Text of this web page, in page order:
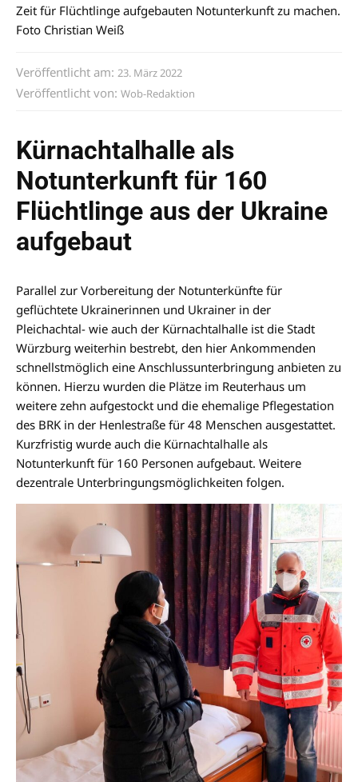
Zeit für Flüchtlinge aufgebauten Notunterkunft zu machen.
Foto Christian Weiß
Veröffentlicht am: 23. März 2022
Veröffentlicht von: Wob-Redaktion
Kürnachtalhalle als
Notunterkunft für 160
Flüchtlinge aus der Ukraine
aufgebaut
Parallel zur Vorbereitung der Notunterkünfte für
geflüchtete Ukrainerinnen und Ukrainer in der
Pleichachtal- wie auch der Kürnachtalhalle ist die Stadt
Würzburg weiterhin bestrebt, den hier Ankommenden
schnellstmöglich eine Anschlussunterbringung anbieten zu
können. Hierzu wurden die Plätze im Reuterhaus um
weitere zehn aufgestockt und die ehemalige Pflegestation
des BRK in der Henlestraße für 48 Menschen ausgestattet.
Kurzfristig wurde auch die Kürnachtalhalle als
Notunterkunft für 160 Personen aufgebaut. Weitere
dezentrale Unterbringungsmöglichkeiten folgen.